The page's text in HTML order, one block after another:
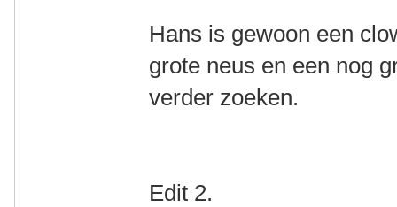
Hans is gewoon een
grote neus en een nog
verder zoeken.
Edit 2.